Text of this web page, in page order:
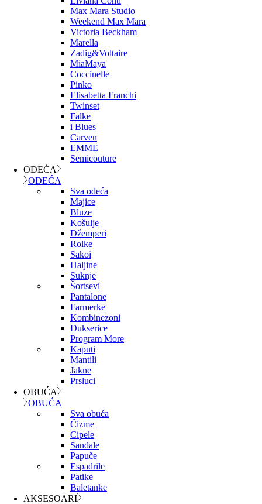
Max Mara Studio
Weekend Max Mara
Victoria Beckham
Marella
Zadig&Voltaire
MiaMaya
Coccinelle
Pinko
Elisabetta Franchi
Twinset
Falke
i Blues
Carven
EMME
Semicouture
ODEĆA
ODEĆA
Sva odeća
Majice
Bluze
Košulje
Džemperi
Rolke
Sakoi
Haljine
Suknje
Šortsevi
Pantalone
Farmerke
Kombinezoni
Dukserice
Program More
Kaputi
Mantili
Jakne
Prsluci
OBUĆA
OBUĆA
Sva obuća
Čizme
Cipele
Sandale
Papuče
Espadrile
Patike
Baletanke
AKSESOARI